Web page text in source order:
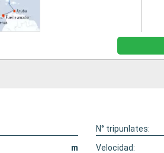
N° tripunlates:
m Velocidad: